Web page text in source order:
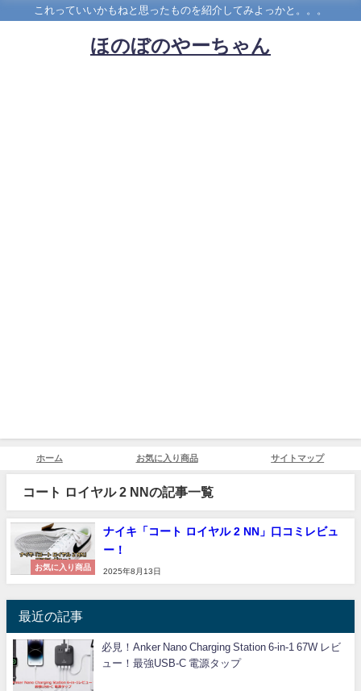
これっていいかもねと思ったものを紹介してみよっかと。。。
ほのぼのやーちゃん
ホーム お気に入り商品 サイトマップ
コート ロイヤル 2 NNの記事一覧
お気に入り商品
ナイキ「コート ロイヤル 2 NN」口コミレビュ
ー！
2025年8月13日
最近の記事
必見！Anker Nano Charging Station 6-in-1 67W レビ
ュー！最強USB-C 電源タップ